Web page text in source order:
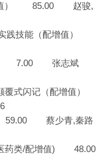
增值） 85.00 赵骏,
践技能（配增值）
热论 7.00 张志斌
覆式闪记（配增值）
59.00 蔡少青,秦路
医药类/配增值) 48.00